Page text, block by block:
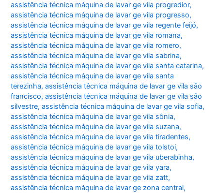
assistência técnica máquina de lavar ge vila progredior,
assistência técnica máquina de lavar ge vila progresso,
assistência técnica máquina de lavar ge vila regente feijó,
assistência técnica máquina de lavar ge vila romana,
assistência técnica máquina de lavar ge vila romero,
assistência técnica máquina de lavar ge vila sabrina,
assistência técnica máquina de lavar ge vila santa catarina,
assistência técnica máquina de lavar ge vila santa
terezinha,assistência técnica máquina de lavar ge vila são
francisco,assistência técnica máquina de lavar ge vila são
silvestre,assistência técnica máquina de lavar ge vila sofia,
assistência técnica máquina de lavar ge vila sônia,
assistência técnica máquina de lavar ge vila suzana,
assistência técnica máquina de lavar ge vila tiradentes,
assistência técnica máquina de lavar ge vila tolstoi,
assistência técnica máquina de lavar ge vila uberabinha,
assistência técnica máquina de lavar ge vila yara,
assistência técnica máquina de lavar ge vila zatt,
assistência técnica máquina de lavar ge zona central,